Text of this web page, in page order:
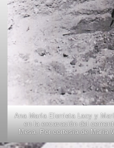
Ana María Elorrieta Lacy y
en la excavación del
Mesa. Por cortesía de María